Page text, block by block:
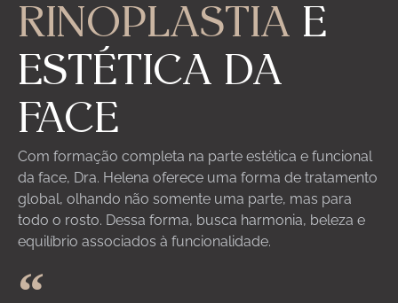
RINOPLASTIA E
ESTÉTICA DA
FACE
Com formação completa na parte estética e funcional
da face, Dra. Helena oferece uma forma de tratamento
global, olhando não somente uma parte, mas para
todo o rosto. Dessa forma, busca harmonia, beleza e
equilíbrio associados à funcionalidade.